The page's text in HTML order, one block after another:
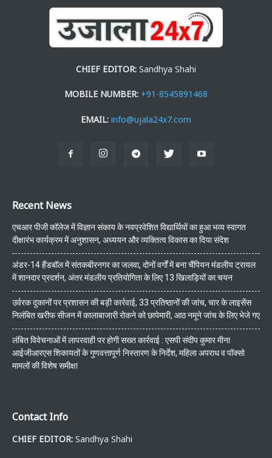
CHIEF EDITOR: Sandhya Shahi
MOBILE NUMBER: +91-8545891468
EMAIL: info@ujala24x7.com
Recent News
एचआर पीजी कॉलेज में विज्ञान संकाय के नवप्रवेशित विद्यार्थियों का हुआ भव्य स्वागत
दीक्षारंभ कार्यक्रम में अनुशासन, अध्ययन और व्यक्तित्व विकास का दिया संदेश
अंडर-14 हैंडबॉल में संतकबीरनगर का जलवा, दोनों वर्गों में बना चैंपियन मंडलीय ट्रायल
में शानदार प्रदर्शन, अंतर मंडलीय प्रतियोगिता के लिए 13 खिलाड़ियों का चयन
उर्वरक दुकानों पर प्रशासन की बड़ी कार्रवाई, 33 प्रतिष्ठानों की जांच, चार के लाइसेंस
निलंबित खरीफ सीजन में कालाबाजारी रोकने को छापेमारी, आठ नमूने जांच के लिए भेजे गए
लंबित विवेचनाओं में लापरवाही पर होगी सख्त कार्रवाई : एसपी संदीप कुमार मीना
आईजीआरएस शिकायतों के गुणवत्तापूर्ण निस्तारण के निर्देश, महिला अपराध व पॉक्सो
मामलों की विशेष समीक्षा
Contact Info
CHIEF EDITOR: Sandhya Shahi